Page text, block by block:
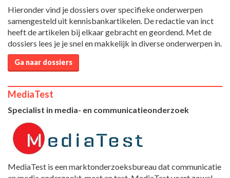
Hieronder vind je dossiers over specifieke onderwerpen
samengesteld uit kennisbankartikelen. De redactie van inct
heeft de artikelen bij elkaar gebracht en geordend. Met de
dossiers lees je je snel en makkelijk in diverse onderwerpen in.
Ga naar dossiers
MediaTest
Specialist in media- en communicatieonderzoek
MediaTest is een marktonderzoeksbureau dat communicatie